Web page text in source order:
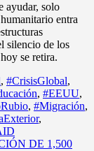
ayudar, solo
entra
silencio de los
se retira.
, #CrisisGlobal,
, #EEUU,
, #Migración,
,
DE 1,500